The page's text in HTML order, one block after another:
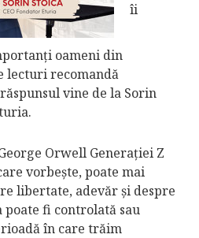
îi
oameni din
lecturi recomandă
vine de la Sorin
Orwell Generaţiei Z
vorbeşte, poate mai
libertate, adevăr şi despre
fi controlată sau
în care trăim